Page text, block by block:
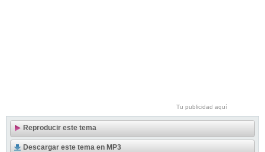
Tu publicidad aquí
Reproducir este tema
Descargar este tema en MP3